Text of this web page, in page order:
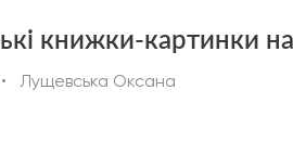
книжки-картинки
• Лущевська Оксана